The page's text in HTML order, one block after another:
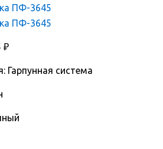
₽
Гарпунная система